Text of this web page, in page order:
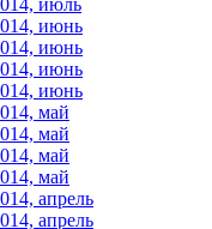
июль
июнь
июнь
июнь
июнь
май
май
май
май
апрель
апрель